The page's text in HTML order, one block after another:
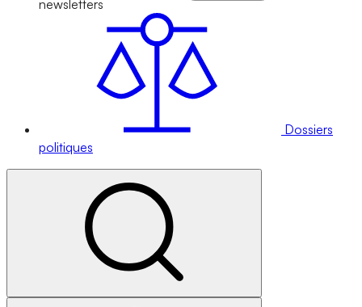
newsletters
Dossiers
politiques